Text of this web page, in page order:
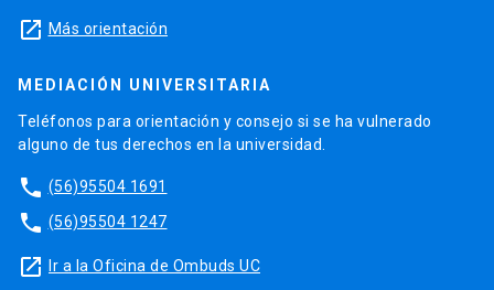
launch Más orientación
MEDIACIÓN UNIVERSITARIA
Teléfonos para orientación y consejo si se ha vulnerado
alguno de tus derechos en la universidad.
phone (56)95504 1691
phone (56)95504 1247
launch Ir a la Oficina de Ombuds UC